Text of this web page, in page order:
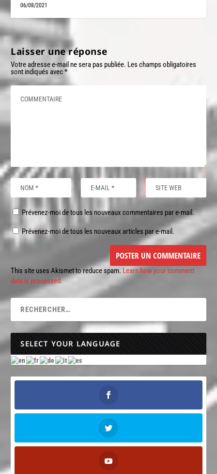
06/08/2021
Laisser une réponse
Votre adresse e-mail ne sera pas publiée. Les champs obligatoires
sont indiqués avec*
Prévenez-moi de tous les nouveaux commentaires par e-mail.
Prévenez-moi de tous les nouveaux articles par e-mail.
This site uses Akismet to reduce spam. Learn how your comment
data is processed.
SELECT YOUR LANGUAGE